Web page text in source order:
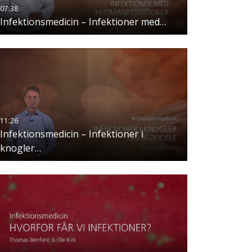
Infektionsmedicin – Infektioner med…
Infektionsmedicin – Infektioner i
knogler…